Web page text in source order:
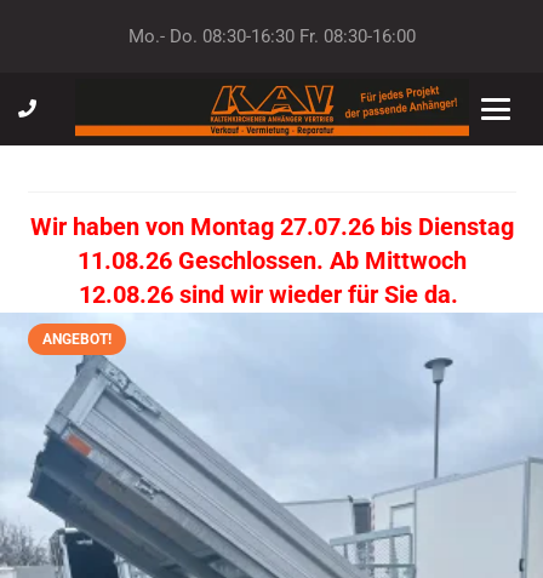
Mo.- Do. 08:30-16:30 Fr. 08:30-16:00
Wir haben von Montag 27.07.26 bis Dienstag
11.08.26 Geschlossen. Ab Mittwoch
12.08.26 sind wir wieder für Sie da.
ANGEBOT!